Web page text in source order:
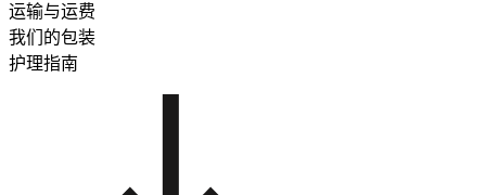
运输与运费
我们的包装
护理指南